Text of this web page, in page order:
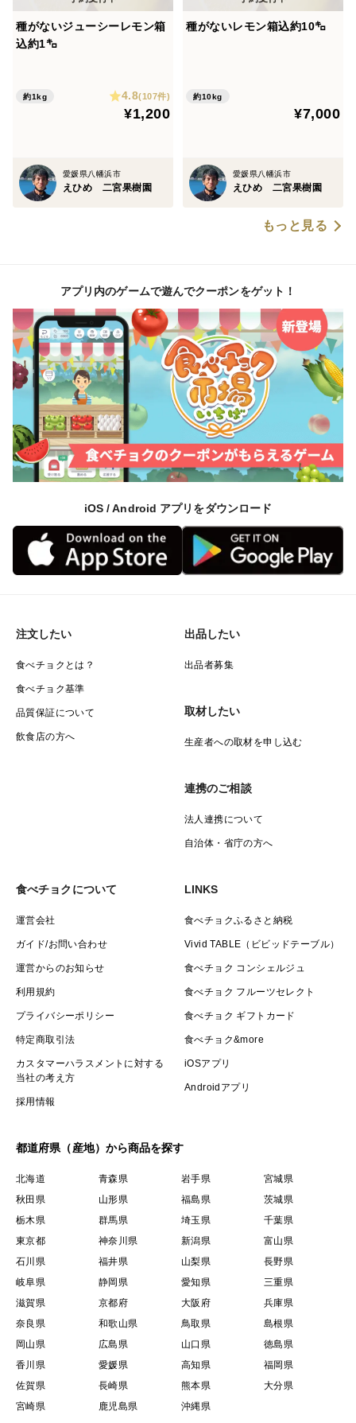
種がないジューシーレモン箱
込約1㌔
約1kg 4.8(107件)
¥1,200
愛媛県八幡浜市
えひめ 二宮果樹園
種がないレモン箱込約10㌔
約10kg
¥7,000
愛媛県八幡浜市
えひめ 二宮果樹園
もっと見る
アプリ内のゲームで遊んでクーポンをゲット！
iOS / Android アプリをダウンロード
注文したい
食べチョクとは？
食べチョク基準
品質保証について
飲食店の方へ
出品したい
出品者募集
取材したい
生産者への取材を申し込む
連携のご相談
法人連携について
自治体・省庁の方へ
食べチョクについて
運営会社
ガイド/お問い合わせ
運営からのお知らせ
利用規約
プライバシーポリシー
特定商取引法
カスタマーハラスメントに対する
当社の考え方
採用情報
LINKS
食べチョクふるさと納税
Vivid TABLE（ビビッドテーブル）
食べチョク コンシェルジュ
食べチョク フルーツセレクト
食べチョク ギフトカード
食べチョク&more
iOSアプリ
Androidアプリ
都道府県（産地）から商品を探す
北海道 青森県 岩手県
宮城県
秋田県
山形県 福島県
茨城県
栃木県
群馬県 埼玉県
千葉県
東京都
神奈川県 新潟県
富山県
石川県
福井県 山梨県
長野県
岐阜県
静岡県 愛知県
三重県
滋賀県
京都府 大阪府
兵庫県
奈良県
和歌山県 鳥取県
島根県
岡山県
広島県 山口県
徳島県
香川県
愛媛県 高知県
福岡県
佐賀県
長崎県 熊本県
大分県
宮崎県
鹿児島県 沖縄県